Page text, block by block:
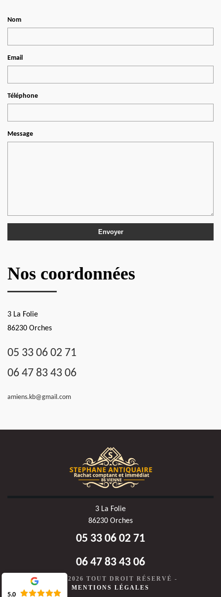
Nom
Email
Téléphone
Message
Nos coordonnées
3 La Folie
86230 Orches
05 33 06 02 71
06 47 83 43 06
amiens.kb@gmail.com
3 La Folie
86230 Orches
05 33 06 02 71
06 47 83 43 06
©2020-2026 TOUT DROIT RÉSERVÉ -
MENTIONS LÉGALES
5.0